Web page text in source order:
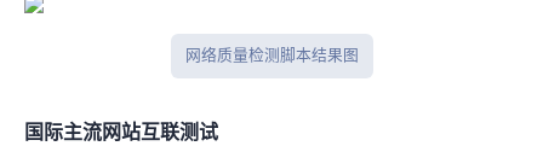
网络质量检测脚本结果图
国际主流网站互联测试